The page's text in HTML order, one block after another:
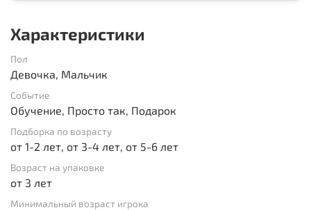
Характеристики
Пол
Девочка, Мальчик
Событие
Обучение, Просто так, Подарок
Подборка по возрасту
от 1-2 лет, от 3-4 лет, от 5-6 лет
Возраст на упаковке
от 3 лет
Минимальный возраст игрока